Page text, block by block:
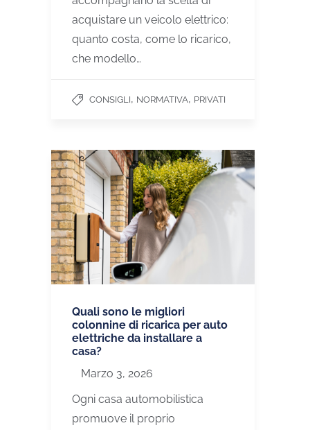
acquistare un veicolo elettrico:
quanto costa, come lo ricarico,
che modello…
CONSIGLI, NORMATIVA, PRIVATI
Quali sono le migliori
colonnine di ricarica per auto
elettriche da installare a
casa?
Marzo 3, 2026
Ogni casa automobilistica
promuove il proprio